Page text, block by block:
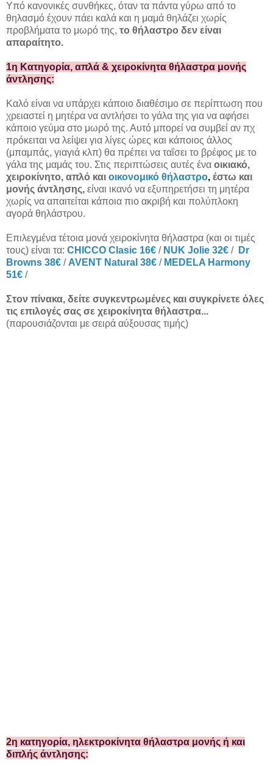
Υπό κανονικές συνθήκες, όταν τα πάντα γύρω από το
θηλασμό έχουν πάει καλά και η μαμά θηλάζει χωρίς
προβλήματα το μωρό της, το θήλαστρο δεν είναι
απαραίτητο.
1η Κατηγορία, απλά & χειροκίνητα θήλαστρα μονής
άντλησης:
Καλό είναι να υπάρχει κάποιο διαθέσιμο σε περίπτωση που
χρειαστεί η μητέρα να αντλήσει το γάλα της για να αφήσει
κάποιο γεύμα στο μωρό της. Αυτό μπορεί να συμβεί αν πχ
πρόκειται να λείψει για λίγες ώρες και κάποιος άλλος
(μπαμπάς, γιαγιά κλπ) θα πρέπει να ταΐσει το βρέφος με το
γάλα της μαμάς του. Στις περιπτώσεις αυτές ένα οικιακό,
χειροκίνητο, απλό και οικονομικό θήλαστρο, έστω και
μονής άντλησης, είναι ικανό να εξυπηρετήσει τη μητέρα
χωρίς να απαιτείται κάποια πιο ακριβή και πολύπλοκη
αγορά θηλάστρου.
Επιλεγμένα τέτοια μονά χειροκίνητα θήλαστρα (και οι τιμές
τους) είναι τα: CHICCO Clasic 16€ / NUK Jolie 32€ / Dr
Browns 38€ / AVENT Natural 38€ / MEDELA Harmony
51€ /
Στον πίνακα, δείτε συγκεντρωμένες και συγκρίνετε όλες
τις επιλογές σας σε χειροκίνητα θήλαστρα...
(παρουσιάζονται με σειρά αύξουσας τιμής)
2η κατηγορία, ηλεκτροκίνητα θήλαστρα μονής ή και
διπλής άντλησης: